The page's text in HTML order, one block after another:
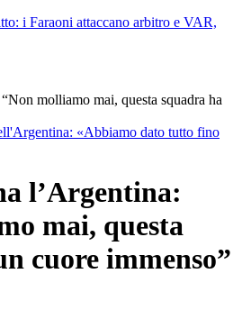
i Faraoni attaccano arbitro e VAR,
molliamo mai, questa squadra ha
«Abbiamo dato tutto fino
l’Argentina:
mai, questa
cuore immenso”